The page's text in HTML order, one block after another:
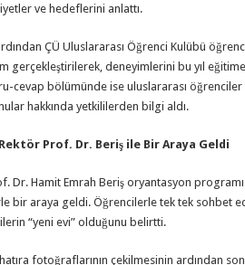
ve hedeflerini anlattı.
ardından ÇÜ Uluslararası Öğrenci Kulübü
gerçekleştirilerek, deneyimlerini bu yıl
cevap bölümünde ise uluslararası
hakkında yetkililerden bilgi aldı.
Prof. Dr. Beriş ile Bir Araya Geldi
Dr. Hamit Emrah Beriş oryantasyon programı
bir araya geldi. Öğrencilerle tek tek sohbet
“yeni evi” olduğunu belirtti.
fotoğraflarının çekilmesinin ardından